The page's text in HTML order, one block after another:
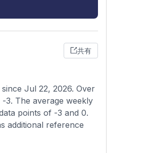
共有
Jul 22, 2026. Over
3. The average weekly
points of -3 and 0.
additional reference